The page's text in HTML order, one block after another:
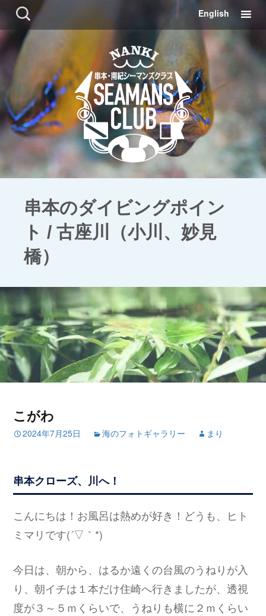
検
索:
コ
ン
ツ
に
English
串本のダイビングポイン
ト / 古座川（小川、妙見
橋）
こがわ
2024年7月25日 海のフォトギャラリー まり
串本クローズ、川へ！
こんにちは！お風呂は熱めが好き！どうも、ヒト
ミマリです(´▽｀*)
今日は、朝から、はるか遠くの台風のうねりが入
り、朝イチは１本だけ住崎へ行きましたが、透視
度が３～５ｍくらいで、うねりも横に２ｍくらい